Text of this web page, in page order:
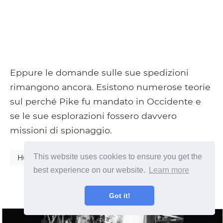
This website uses cookies to ensure you get the
best experience on our website.
Learn more
Got it!
Eppure le domande sulle sue spedizioni
rimangono ancora. Esistono numerose teorie
sul perché Pike fu mandato in Occidente e
se le sue esplorazioni fossero davvero
missioni di spionaggio.
Humanities